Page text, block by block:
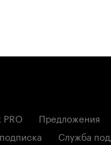
Предложения
Служба